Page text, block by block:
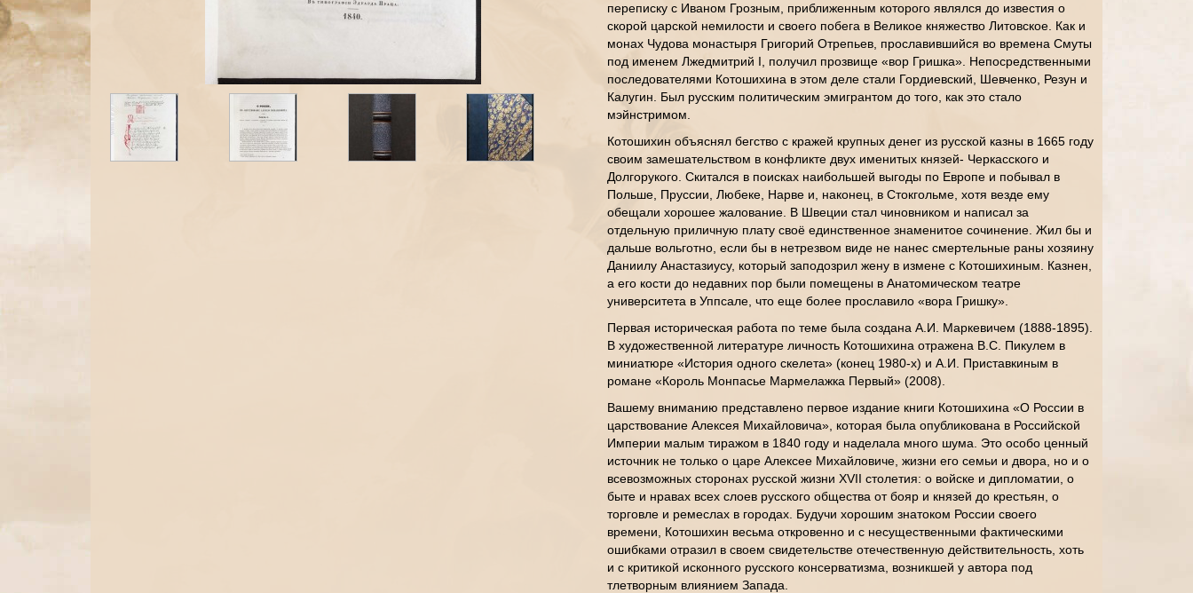
переписку с Иваном Грозным, приближенным которого являлся до известия о
скорой царской немилости и своего побега в Великое княжество Литовское. Как и
монах Чудова монастыря Григорий Отрепьев, прославившийся во времена Смуты
под именем Лжедмитрий I, получил прозвище «вор Гришка». Непосредственными
последователями Котошихина в этом деле стали Гордиевский, Шевченко, Резун и
Калугин. Был русским политическим эмигрантом до того, как это стало
мэйнстримом.
Котошихин объяснял бегство с кражей крупных денег из русской казны в 1665 году
своим замешательством в конфликте двух именитых князей- Черкасского и
Долгорукого. Скитался в поисках наибольшей выгоды по Европе и побывал в
Польше, Пруссии, Любеке, Нарве и, наконец, в Стокгольме, хотя везде ему
обещали хорошее жалование. В Швеции стал чиновником и написал за
отдельную приличную плату своё единственное знаменитое сочинение. Жил бы и
дальше вольготно, если бы в нетрезвом виде не нанес смертельные раны хозяину
Даниилу Анастазиусу, который заподозрил жену в измене с Котошихиным. Казнен,
а его кости до недавних пор были помещены в Анатомическом театре
университета в Уппсале, что еще более прославило «вора Гришку».
Первая историческая работа по теме была создана А.И. Маркевичем (1888-1895).
В художественной литературе личность Котошихина отражена В.С. Пикулем в
миниатюре «История одного скелета» (конец 1980-х) и А.И. Приставкиным в
романе «Король Монпасье Мармелажка Первый» (2008).
Вашему вниманию представлено первое издание книги Котошихина «О России в
царствование Алексея Михайловича», которая была опубликована в Российской
Империи малым тиражом в 1840 году и наделала много шума. Это особо ценный
источник не только о царе Алексее Михайловиче, жизни его семьи и двора, но и о
всевозможных сторонах русской жизни XVII столетия: о войске и дипломатии, о
быте и нравах всех слоев русского общества от бояр и князей до крестьян, о
торговле и ремеслах в городах. Будучи хорошим знатоком России своего
времени, Котошихин весьма откровенно и с несущественными фактическими
ошибками отразил в своем свидетельстве отечественную действительность, хоть
и с критикой исконного русского консерватизма, возникшей у автора под
тлетворным влиянием Запада.